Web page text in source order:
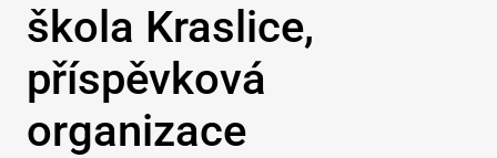
škola Kraslice,
příspěvková
organizace